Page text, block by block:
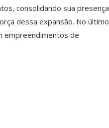
consolidando sua presença
dessa expansão. No último
empreendimentos de